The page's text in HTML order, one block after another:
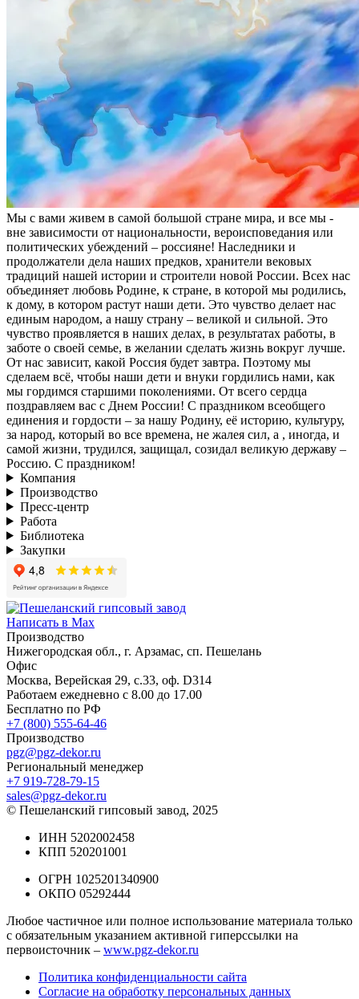
Мы с вами живем в самой большой стране мира, и все мы -
вне зависимости от национальности, вероисповедания или
политических убеждений – россияне! Наследники и
продолжатели дела наших предков, хранители вековых
традиций нашей истории и строители новой России. Всех нас
объединяет любовь Родине, к стране, в которой мы родились,
к дому, в котором растут наши дети. Это чувство делает нас
единым народом, а нашу страну – великой и сильной. Это
чувство проявляется в наших делах, в результатах работы, в
заботе о своей семье, в желании сделать жизнь вокруг лучше.
От нас зависит, какой Россия будет завтра. Поэтому мы
сделаем всё, чтобы наши дети и внуки гордились нами, как
мы гордимся старшими поколениями. От всего сердца
поздравляем вас с Днем России! С праздником всеобщего
единения и гордости – за нашу Родину, её историю, культуру,
за народ, который во все времена, не жалея сил, а , иногда, и
самой жизни, трудился, защищал, созидал великую державу –
Россию. С праздником!
Компания
Производство
Пресс-центр
Работа
Библиотека
Закупки
Написать в Max
Производство
Нижегородская обл., г. Арзамас, сп. Пешелань
Офис
Москва, Верейская 29, с.33, оф. D314
Работаем ежедневно с 8.00 до 17.00
Бесплатно по РФ
+7 (800) 555-64-46
Производство
pgz@pgz-dekor.ru
Региональный менеджер
+7 919-728-79-15
sales@pgz-dekor.ru
© Пешеланский гипсовый завод, 2025
ИНН 5202002458
КПП 520201001
ОГРН 1025201340900
ОКПО 05292444
Любое частичное или полное использование материала только
с обязательным указанием активной гиперссылки на
первоисточник – www.pgz-dekor.ru
Политика конфиденциальности сайта
Согласие на обработку персональных данных